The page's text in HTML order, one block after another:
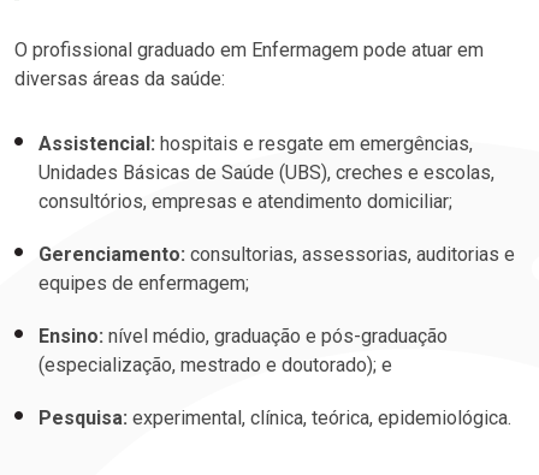
O profissional graduado em Enfermagem pode atuar em
diversas áreas da saúde:
Assistencial: hospitais e resgate em emergências,
Unidades Básicas de Saúde (UBS), creches e escolas,
consultórios, empresas e atendimento domiciliar;
Gerenciamento: consultorias, assessorias, auditorias e
equipes de enfermagem;
Ensino: nível médio, graduação e pós-graduação
(especialização, mestrado e doutorado); e
Pesquisa: experimental, clínica, teórica, epidemiológica.